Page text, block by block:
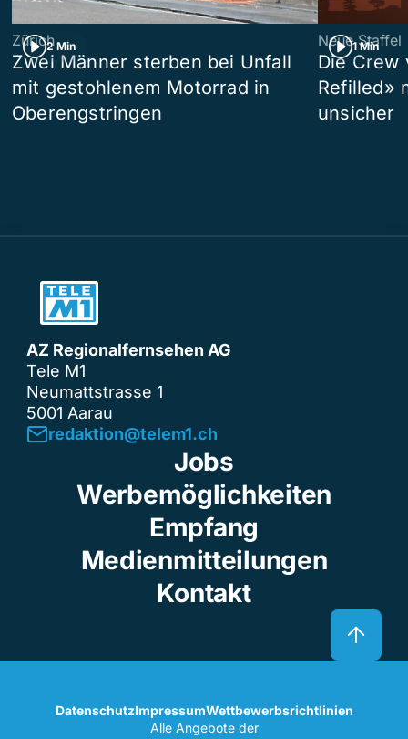
2 Min
Zürich
Zwei Männer sterben bei Unfall
mit gestohlenem Motorrad in
Oberengstringen
1 Min
Neue Staffel
Die Crew
Refilled»
unsicher
AZ Regionalfernsehen AG
Tele M1
Neumattstrasse 1
5001 Aarau
redaktion@telem1.ch
Jobs
Werbemöglichkeiten
Empfang
Medienmitteilungen
Kontakt
DatenschutzImpressumWettbewerbsrichtlinien
Alle Angebote der